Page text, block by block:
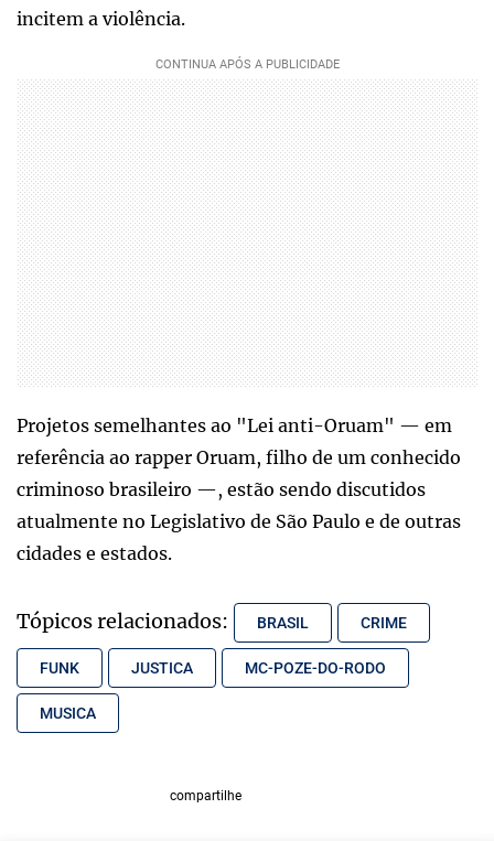
incitem a violência.
Projetos semelhantes ao "Lei anti-Oruam" — em
referência ao rapper Oruam, filho de um conhecido
criminoso brasileiro —, estão sendo discutidos
atualmente no Legislativo de São Paulo e de outras
cidades e estados.
Tópicos relacionados: BRASIL CRIME
FUNK JUSTICA MC-POZE-DO-RODO
MUSICA
compartilhe